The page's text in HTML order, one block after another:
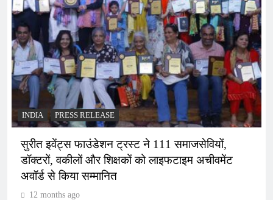
INDIA PRESS RELEASE
सुरीत इवेंट्स फाउंडेशन ट्रस्ट ने 111 समाजसेवियों,
डॉक्टरों, वकीलों और शिक्षकों को लाइफटाइम अचीवमेंट
अवॉर्ड से किया सम्मानित
12 months ago